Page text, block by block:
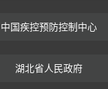
中国疾控预防控制中心
湖北省人民政府